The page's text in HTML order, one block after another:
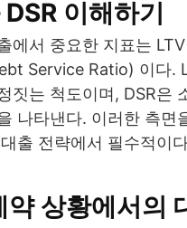
이해하기
에서 중요한 지표는
Service Ratio) 이다.
짓는 척도이며, DSR은
나타낸다. 이러한 측면
출 전략에서 필수적이
약 상황에서의